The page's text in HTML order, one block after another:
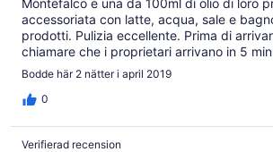
accessoriata con latte, acqua, sale e
prodotti. Pulizia eccellente. Prima di
chiamare che i proprietari arrivano in 5
Consigliatissimo
Bodde här 2 nätter i april 2019
0
Verifierad recension